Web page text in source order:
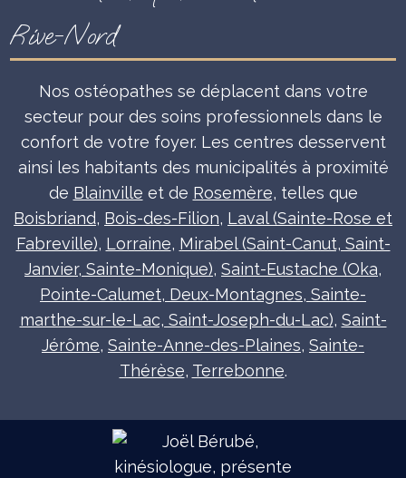
Rive-Nord
Nos ostéopathes se déplacent dans votre
secteur pour des soins professionnels dans le
confort de votre foyer. Les centres desservent
ainsi les habitants des municipalités à proximité
de Blainville et de Rosemère, telles que
Boisbriand, Bois-des-Filion, Laval (Sainte-Rose et
Fabreville), Lorraine, Mirabel (Saint-Canut, Saint-
Janvier, Sainte-Monique), Saint-Eustache (Oka,
Pointe-Calumet, Deux-Montagnes, Sainte-
marthe-sur-le-Lac, Saint-Joseph-du-Lac), Saint-
Jérôme, Sainte-Anne-des-Plaines, Sainte-
Thérèse, Terrebonne.